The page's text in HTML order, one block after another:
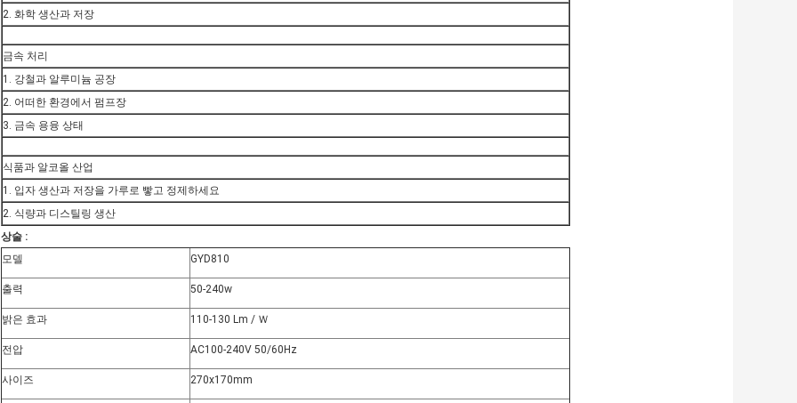
2. 화학 생산과 저장
금속 처리
1. 강철과 알루미늄 공장
2. 어떠한 환경에서 펌프장
3. 금속 용융 상태
식품과 알코올 산업
1. 입자 생산과 저장을 가루로 빻고 정제하세요
2. 식량과 디스틸링 생산
상술 :
모델
GYD810
출력 50-240w
밝은 효과 110-130 Lm / Ｗ
전압 AC100-240V 50/60Hz
사이즈 270x170mm